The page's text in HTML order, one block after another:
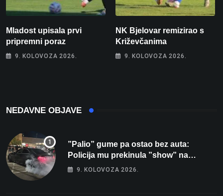
Mladost upisala prvi
pripremni poraz
9. KOLOVOZA 2026.
NK Bjelovar remizirao s
Križevčanima
9. KOLOVOZA 2026.
NEDAVNE OBJAVE
”Palio” gume pa ostao bez auta:
Policija mu prekinula ”show” na
parkingu u Bjelovaru
9. KOLOVOZA 2026.